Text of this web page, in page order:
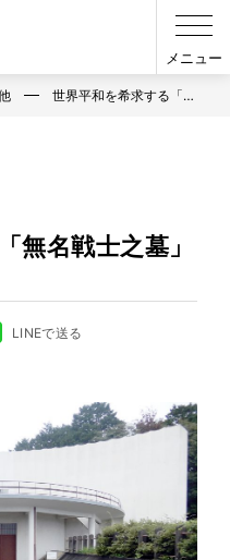
メニュー
世界平和を希求する「…
無名戦士之墓」
LINEで送る